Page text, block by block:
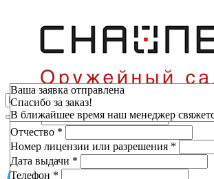
Зарезервировать
Фамилия*
Имя*
Отчество *
Номер лицензии или разрешения *
Дата выдачи *
Телефон *
Ваша заявка отправлена
Спасибо за заказ!
В ближайшее время наш менеджер